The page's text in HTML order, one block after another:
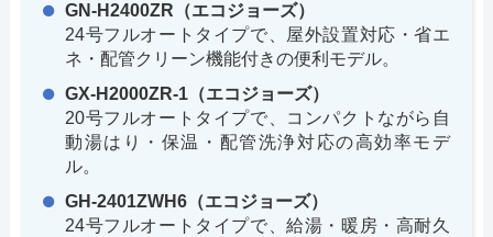
GN-H2400ZR（エコジョーズ）
24号フルオートタイプで、屋外設置対応・省エ
ネ・配管クリーン機能付きの便利モデル。
GX-H2000ZR-1（エコジョーズ）
20号フルオートタイプで、コンパクトながら自
動湯はり・保温・配管洗浄対応の高効率モデ
ル。
GH-2401ZWH6（エコジョーズ）
24号フルオートタイプで、給湯・暖房・高耐久